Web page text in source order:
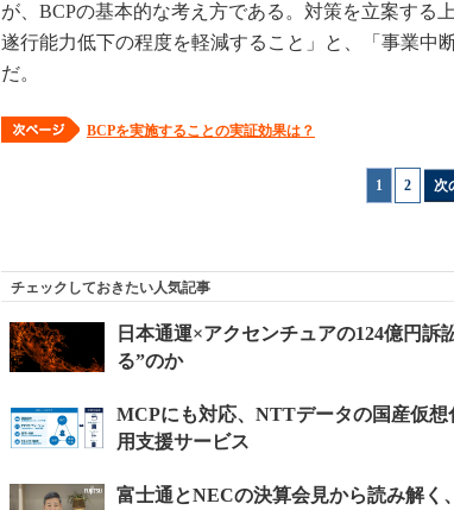
が、BCPの基本的な考え方である。対策を立案する
遂行能力低下の程度を軽減すること」と、「事業中
だ。
BCPを実施することの実証効果は？
1 2 次
チェックしておきたい人気記事